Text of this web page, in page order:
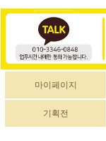
마이페이지
기획전